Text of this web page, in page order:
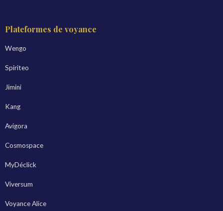
Plateformes de voyance
Wengo
Spiriteo
Jimini
Kang
Avigora
Cosmospace
MyDéclick
Viversum
Voyance Alice